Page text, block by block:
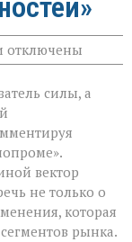
к
записи
мотор — не
ради
а
ради
возможностей»
отключены
силы, а
вектор
не только о
которая
рынка.